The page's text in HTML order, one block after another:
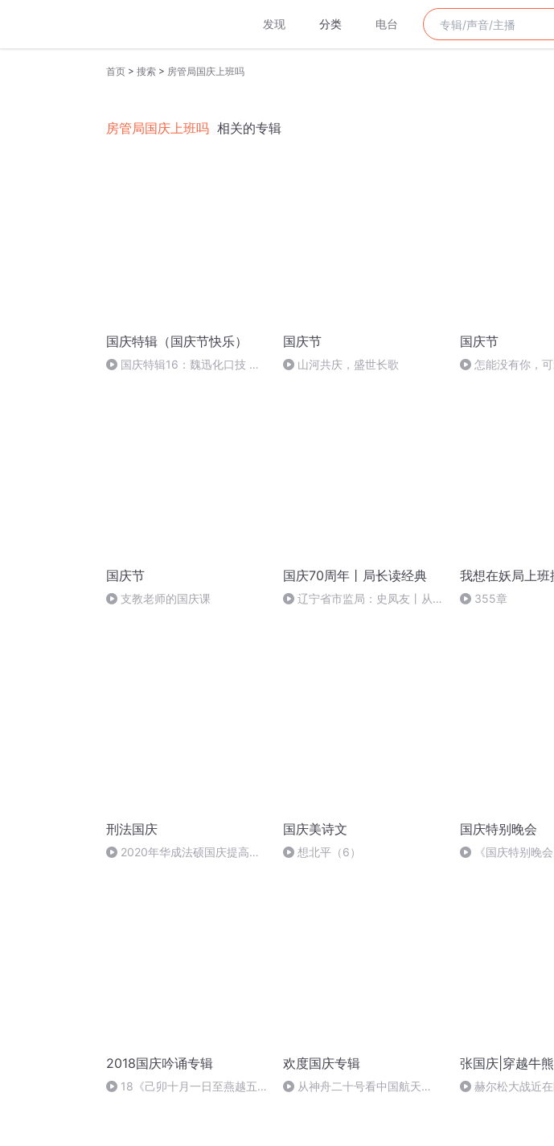
发现 分类 电台
首页 > 搜索 > 房管局国庆上班吗
房管局国庆上班吗 相关的专辑
国庆特辑（国庆节快乐）
国庆特辑16：魏迅化口技 二
国庆节
山河共庆，盛世长歌
国庆节
怎能没有你，
国庆节
支教老师的国庆课
国庆70周年丨局长读经典
辽宁省市监局：史凤友丨从严
我想在妖局上班
355章
刑法国庆
2020年华成法硕国庆提高班
国庆美诗文
想北平（6）
国庆特别晚会
《国庆特别晚
2018国庆吟诵专辑
18《己卯十月一日至燕越五
欢度国庆专辑
从神舟二十号看中国航天
张国庆|穿越牛熊
赫尔松大战近